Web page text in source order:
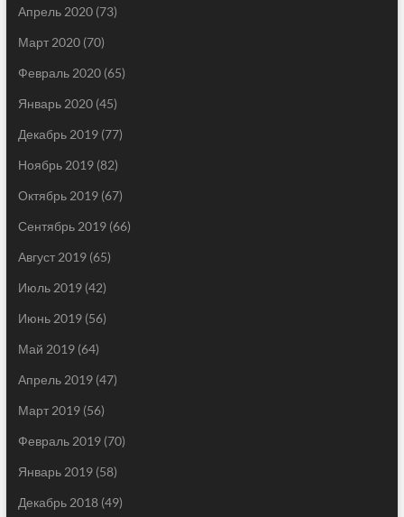
Апрель 2020(73)
Март 2020(70)
Февраль 2020(65)
Январь 2020(45)
Декабрь 2019(77)
Ноябрь 2019(82)
Октябрь 2019(67)
Сентябрь 2019(66)
Август 2019(65)
Июль 2019(42)
Июнь 2019(56)
Май 2019(64)
Апрель 2019(47)
Март 2019(56)
Февраль 2019(70)
Январь 2019(58)
Декабрь 2018(49)